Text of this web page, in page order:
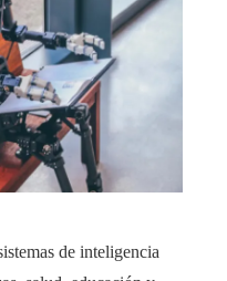
de inteligencia